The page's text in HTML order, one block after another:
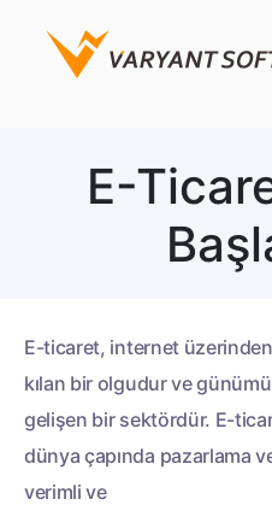
E-
E-ticaret, internet
kılan bir olgudur ve
gelişen bir sektördür. E-
dünya çapında pazarlama
verimli ve